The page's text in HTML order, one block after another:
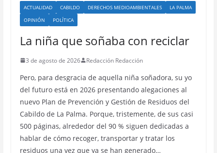
ACTUALIDAD CABILDO DERECHOS MEDIOAMBIENTALES
LA PALMA
OPINIÓN
POLÍTICA
La niña que soñaba con reciclar
3 de agosto de 2026 Redacción Redacción
Pero, para desgracia de aquella niña soñadora, su yo
del futuro está en 2026 presentando alegaciones al
nuevo Plan de Prevención y Gestión de Residuos del
Cabildo de La Palma. Porque, tristemente, de sus casi
500 páginas, alrededor del 90 % siguen dedicadas a
hablar de cómo recoger, transportar y tratar los
residuos una vez que ya se han generado…